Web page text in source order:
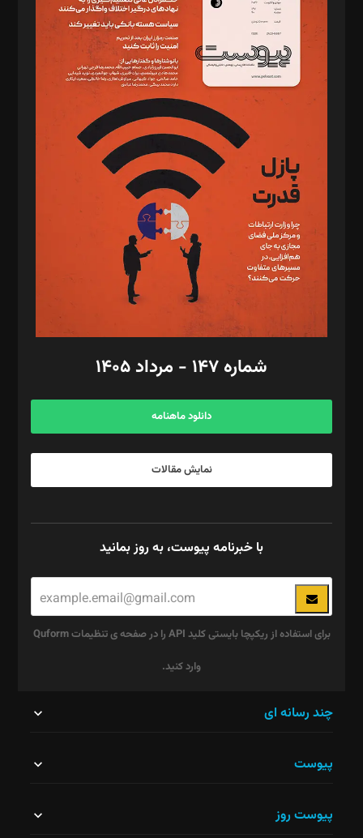
دبیر تحریریه: میثم قاسمی
د‌بیر ناداستان: سمانه سمیع
د‌بیر خدمت و تجارت: ابوالفضل رجبی
د‌بیر حقوق فناوری: حسام‌الدین ایپکچی
د‌بیر پیوست جهان: مینا پاکدل
د‌بیر تحریریه آنلاین: بابک نقاش
تحریریه‌: مجتبی محمود‌ی، آرش برهمند، یسنا امان‌پور، سروش کرمیان،
مصطفی مسجدی آرانی، ابوالفضل رجبی، زهرا فکرانه، فائزه فتحی
رستمی،مصطفی باستان
ویرایش: نگار استاد‌‌آقا
طراح یونیفرم: مجید توکلی
فیلمبرداری و عکاسی: امیر شفیعی، مانی لطفی زاده
گرافیک و صفحه‌آرایی: سید‌سبحان‌علی ثابت
مد‌یر توسعه تجاری: کامبیز برید‌
امور مالی: شاپور رهبری، محمد‌ کاظمی‌نیا
آگهی و مشترکین: ۰۹۱۹۹۹۹۰۴۵۴
شماره ۱۴۷ - مرداد ۱۴۰۵
دانلود ماهنامه
نمایش مقالات
با خبرنامه پیوست، به روز بمانید
برای استفاده از ریکپچا بایستی کلید API را در صفحه ی تنظیمات Quform
وارد کنید.
نباید
چند رسانه ای
پیوست
پیوست روز